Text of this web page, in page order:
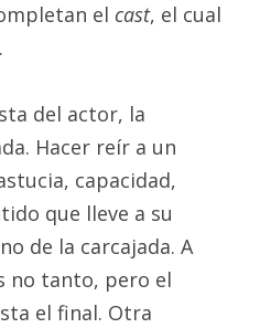
el cast, el cual
del actor, la
Hacer reír a un
que lleve a su
de la carcajada. A
no tanto, pero el
el final. Otra